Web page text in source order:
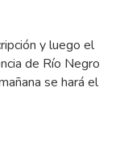
y luego el
de Río Negro
se hará el